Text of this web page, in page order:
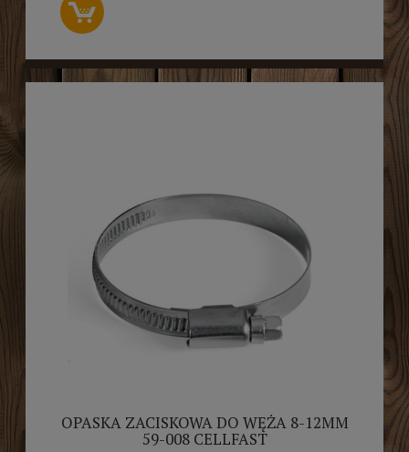
OPASKA ZACISKOWA DO WĘŻA 8-12MM
59-008 CELLFAST